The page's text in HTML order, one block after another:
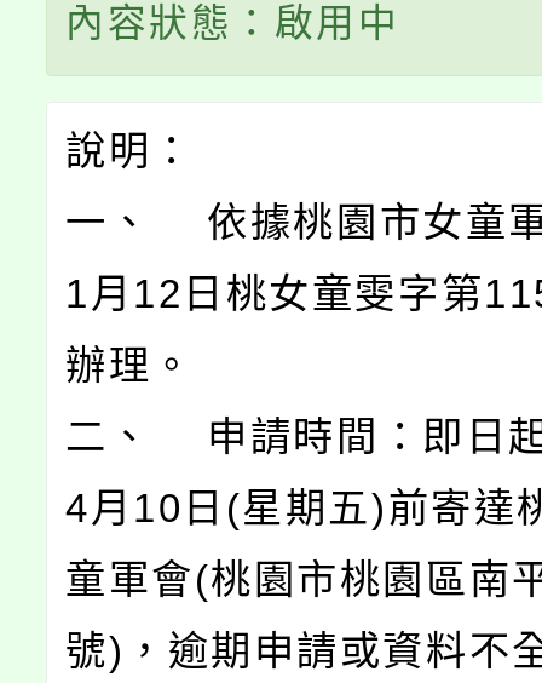
內容狀態：啟用中
說明：
一、 依據桃園市女童
1月12日桃女童雯字第
辦理。
二、 申請時間：即日
4月10日(星期五)前寄達
童軍會(桃園市桃園區南
號)，逾期申請或資料不